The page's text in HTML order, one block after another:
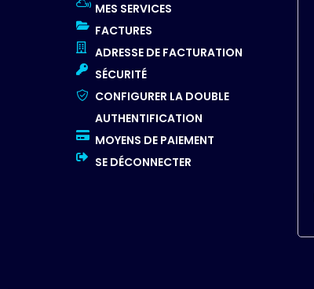
MES SERVICES
FACTURES
ADRESSE DE FACTURATION
SÉCURITÉ
CONFIGURER LA DOUBLE
AUTHENTIFICATION
MOYENS DE PAIEMENT
SE DÉCONNECTER